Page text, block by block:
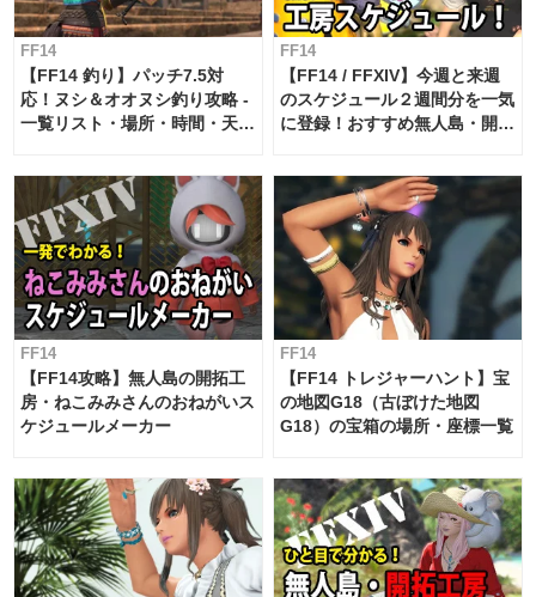
FF14
【FF14 釣り】パッチ7.5対
応！ヌシ＆オオヌシ釣り攻略 -
一覧リスト・場所・時間・天
FF14
【FF14 / FFXIV】今週と来週
のスケジュール２週間分を一気
に登録！おすすめ無人島・開拓
FF14
【FF14攻略】無人島の開拓工
房・ねこみみさんのおねがいス
ケジュールメーカー
FF14
【FF14 トレジャーハント】宝
の地図G18（古ぼけた地図
G18）の宝箱の場所・座標一覧